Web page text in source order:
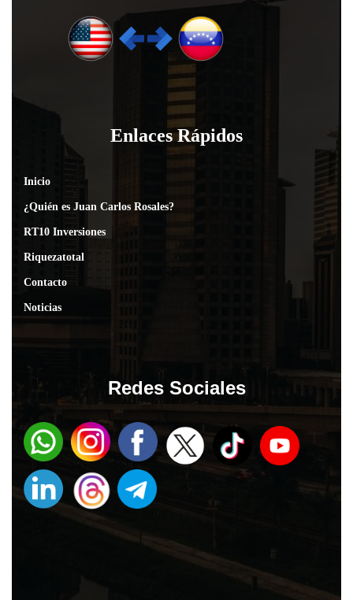
Enlaces Rápidos
Inicio
¿Quién es Juan Carlos Rosales?
RT10 Inversiones
Riquezatotal
Contacto
Noticias
Redes Sociales